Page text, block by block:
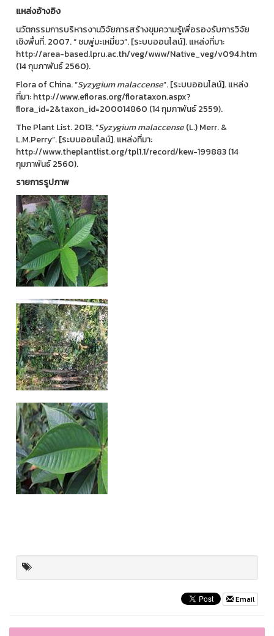
แหล่งอ้างอิง
นวัตกรรมการบริหารงานวิจัยการสร้างขุมความรู้เพื่อรองรับการวิจัย
เชิงพื้นที่. 2007. “ ชมพู่มะเหมี่ยว”. [ระบบออนไลน์]. แหล่งที่มา:
http://area-based.lpru.ac.th/veg/www/Native_veg/v094.htm
(14 กุมภาพันธ์ 2560).
Flora of China. “Syzygium malaccense”. [ระบบออนไลน์]. แหล่ง
ที่มา: http://www.efloras.org/florataxon.aspx?
flora_id=2&taxon_id=200014860 (14 กุมภาพันธ์ 2559).
The Plant List. 2013. “Syzygiummalaccense(L.) Merr. &
L.M.Perry”. [ระบบออนไลน์]. แหล่งที่มา:
http://www.theplantlist.org/tpl1.1/record/kew-199883 (14
กุมภาพันธ์ 2560).
รายการรูปภาพ
Email